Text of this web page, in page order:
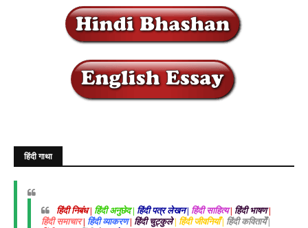
हिंदी गाथा
हिंदी निबंध | हिंदी अनुछेद | हिंदी पत्र लेखन | हिंदी साहित्य| हिंदी भाषण|
हिंदी समाचार| हिंदी व्याकरण| हिंदी चुट्कुले| हिंदी जीवनियाँ | हिंदी कवितायेँ |